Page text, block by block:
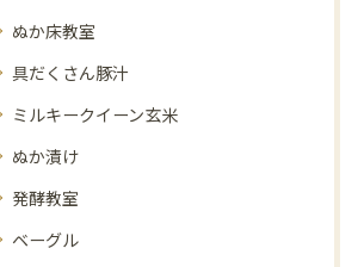
ぬか床教室
具だくさん豚汁
ミルキークイーン玄米
ぬか漬け
発酵教室
ベーグル